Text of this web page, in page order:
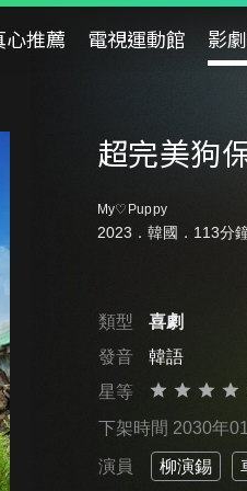
心推薦 電視運動館 影
超完美狗
My♡Puppy
2023．韓國．113分
類型
喜劇
發音
韓語
星等
下架時間 2030年
演員 柳演錫